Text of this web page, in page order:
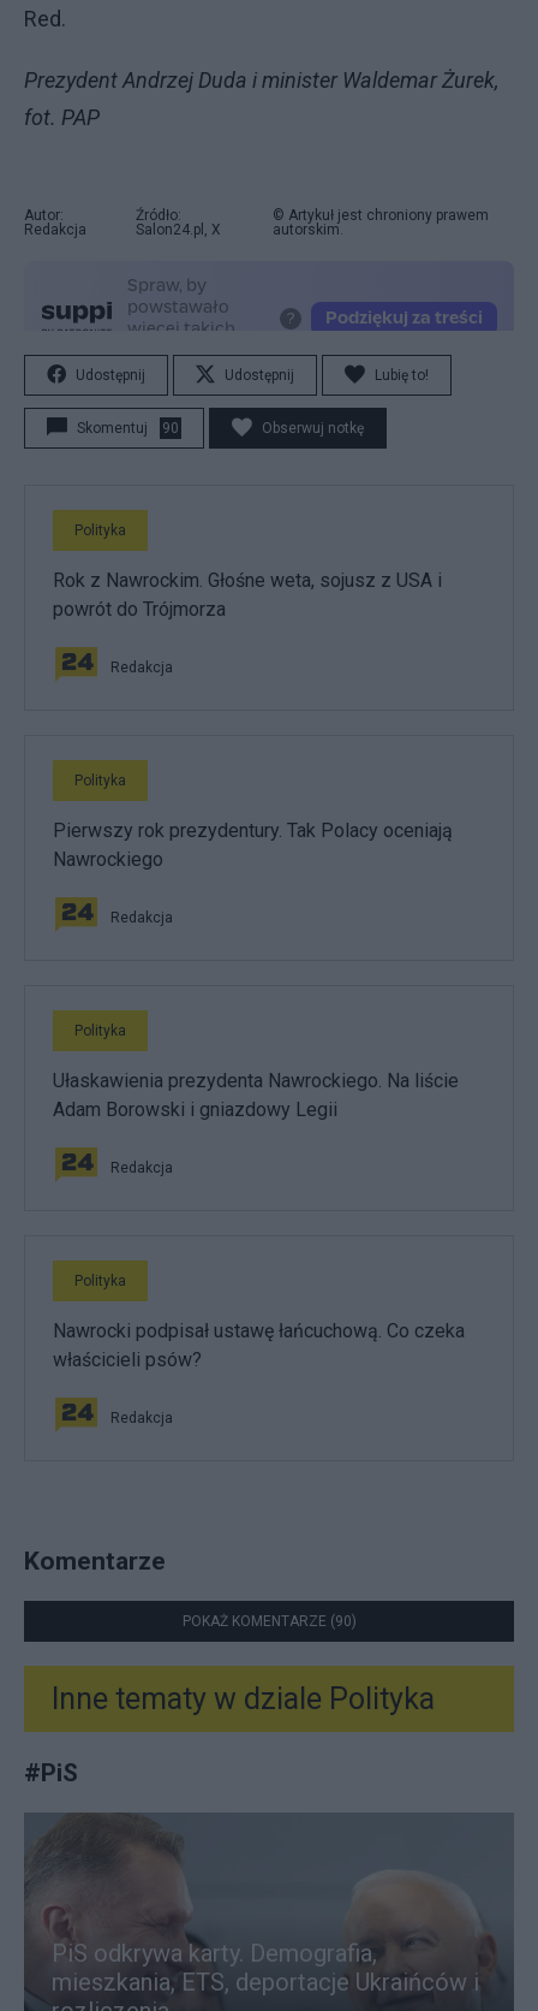
Red.
Prezydent Andrzej Duda i minister Waldemar Żurek,
fot. PAP
Autor:
Redakcja
Źródło:
Salon24.pl, X
© Artykuł jest chroniony prawem
autorskim.
Udostępnij Udostępnij Lubię to!
Skomentuj 90 Obserwuj notkę
Polityka
Rok z Nawrockim. Głośne weta, sojusz z USA i
powrót do Trójmorza
Redakcja
Polityka
Pierwszy rok prezydentury. Tak Polacy oceniają
Nawrockiego
Redakcja
Polityka
Ułaskawienia prezydenta Nawrockiego. Na liście
Adam Borowski i gniazdowy Legii
Redakcja
Polityka
Nawrocki podpisał ustawę łańcuchową. Co czeka
właścicieli psów?
Redakcja
Komentarze
POKAŻ KOMENTARZE (90)
Inne tematy w dziale Polityka
#PiS
PiS odkrywa karty. Demografia,
mieszkania, ETS, deportacje Ukraińców i